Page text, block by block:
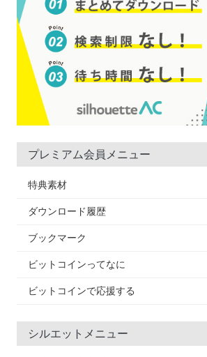
プレミアム会員メニュー
特典素材
ダウンロード履歴
ブックマーク
ビットコインってなに
ビットコインで応援する
シルエットメニュー